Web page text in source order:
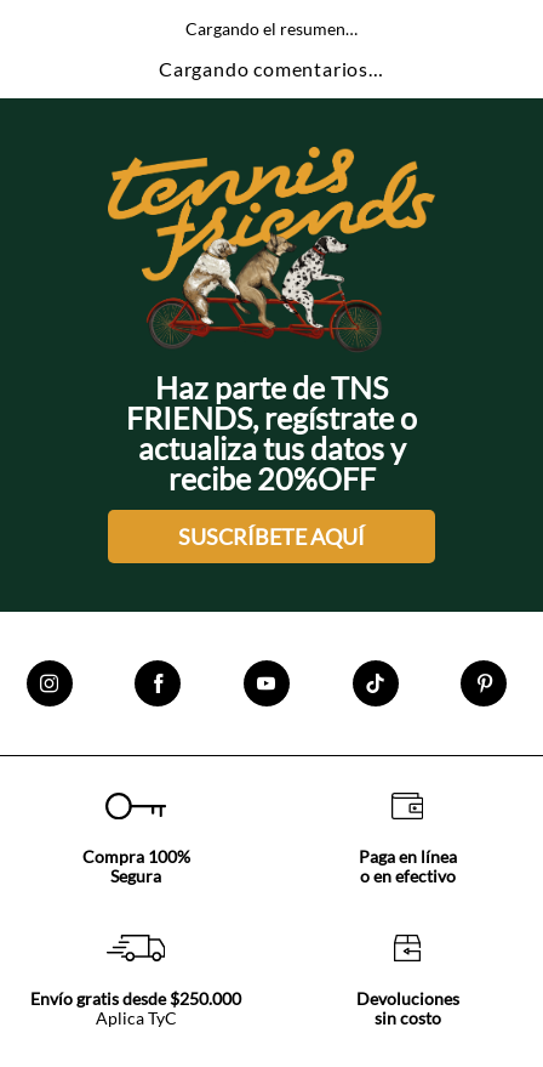
Cargando el resumen…
Cargando comentarios…
Haz parte de TNS
FRIENDS, regístrate o
actualiza tus datos y
recibe 20%OFF
SUSCRÍBETE AQUÍ
Compra 100%
Segura
Paga en línea
o en efectivo
Envío gratis desde $250.000
Aplica TyC
Devoluciones
sin costo